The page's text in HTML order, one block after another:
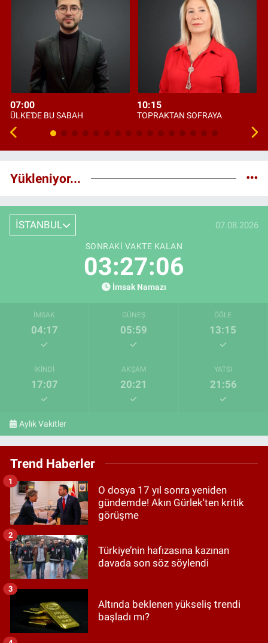
07:00
ÜLKE'DE BU SABAH
10:15
TOPRAKTAN SOFRAYA
Yükleniyor...
İSTANBUL 07.08.2026
SONRAKI VAKTE KALAN
03:27:05
İmsak Namazı
İMSAK
04:17
GÜNEŞ
05:59
ÖĞLE
13:15
İKINDI
17:07
AKŞAM
20:21
YATSI
21:56
Aylık Vakitler
Trend Haberler
O dosya 17 yıl sonra yeniden
gündemde! Akın Gürlek'ten kritik
görüşme
1
Türkiye’nin hafızasına kazınan
davada son söz söylendi
2
Altında beklenen yükseliş trendi
başladı mı?
3